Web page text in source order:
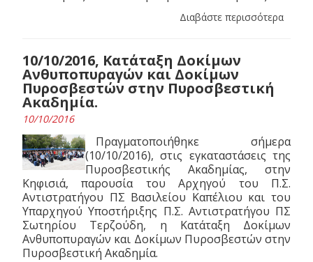
Διαβάστε περισσότερα
10/10/2016, Κατάταξη Δοκίμων
Ανθυποπυραγών και Δοκίμων
Πυροσβεστών στην Πυροσβεστική
Ακαδημία.
10/10/2016
Πραγματοποιήθηκε σήμερα
(10/10/2016), στις εγκαταστάσεις της
Πυροσβεστικής Ακαδημίας, στην
Κηφισιά, παρουσία του Αρχηγού του Π.Σ.
Αντιστρατήγου ΠΣ Βασιλείου Καπέλιου και του
Υπαρχηγού Υποστήριξης Π.Σ. Αντιστρατήγου ΠΣ
Σωτηρίου Τερζούδη, η Κατάταξη Δοκίμων
Ανθυποπυραγών και Δοκίμων Πυροσβεστών στην
Πυροσβεστική Ακαδημία.